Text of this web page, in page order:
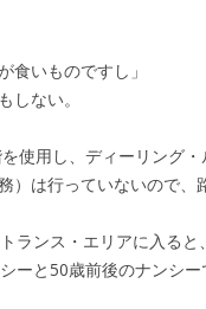
食いものですし」
しない。
使用し、ディーリング・
）は行っていないので、
ランス・エリアに入ると
ーと50歳前後のナンシー